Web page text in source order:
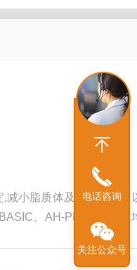
减小脂质体及乳剂粒径，
、AH-PILOT型高压
电话咨询
关注公众号